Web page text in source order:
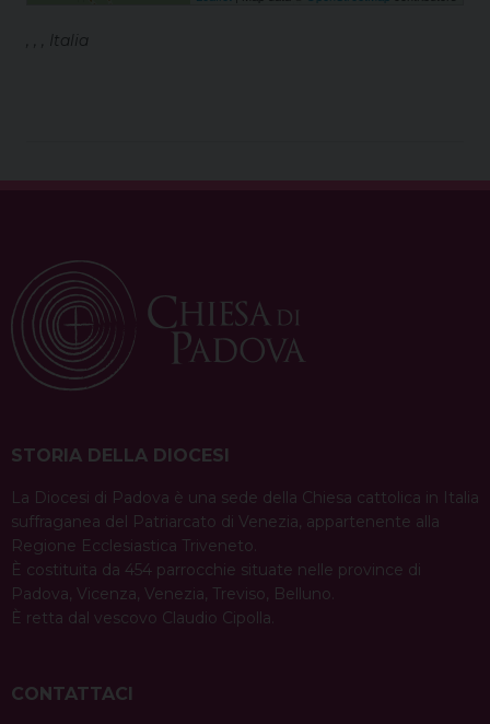
, , , Italia
STORIA DELLA DIOCESI
La Diocesi di Padova è una sede della Chiesa cattolica in Italia
suffraganea del Patriarcato di Venezia, appartenente alla
Regione Ecclesiastica Triveneto.
È costituita da 454 parrocchie situate nelle province di
Padova, Vicenza, Venezia, Treviso, Belluno.
È retta dal vescovo Claudio Cipolla.
CONTATTACI